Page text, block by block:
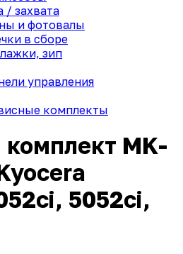
/ захвата
и фотовалы
в сборе
зип
управления
комплекты
MK-
5052ci,